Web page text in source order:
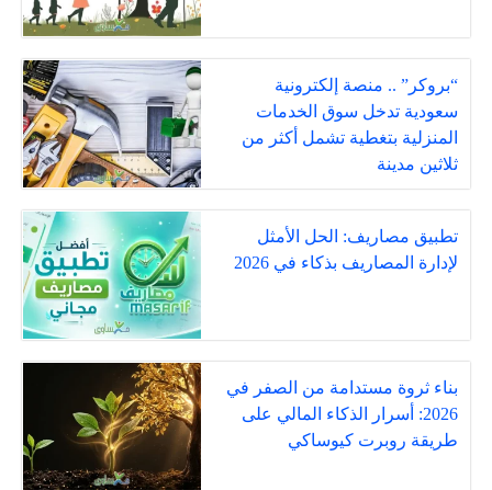
“بروكر” .. منصة إلكترونية
سعودية تدخل سوق الخدمات
المنزلية بتغطية تشمل أكثر من
ثلاثين مدينة
تطبيق مصاريف: الحل الأمثل
لإدارة المصاريف بذكاء في 2026
بناء ثروة مستدامة من الصفر في
2026: أسرار الذكاء المالي على
طريقة روبرت كيوساكي